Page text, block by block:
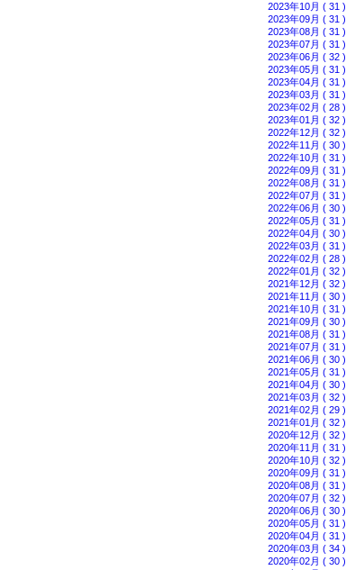
2023年10月 ( 31 )
2023年09月 ( 31 )
2023年08月 ( 31 )
2023年07月 ( 31 )
2023年06月 ( 32 )
2023年05月 ( 31 )
2023年04月 ( 31 )
2023年03月 ( 31 )
2023年02月 ( 28 )
2023年01月 ( 32 )
2022年12月 ( 32 )
2022年11月 ( 30 )
2022年10月 ( 31 )
2022年09月 ( 31 )
2022年08月 ( 31 )
2022年07月 ( 31 )
2022年06月 ( 30 )
2022年05月 ( 31 )
2022年04月 ( 30 )
2022年03月 ( 31 )
2022年02月 ( 28 )
2022年01月 ( 32 )
2021年12月 ( 32 )
2021年11月 ( 30 )
2021年10月 ( 31 )
2021年09月 ( 30 )
2021年08月 ( 31 )
2021年07月 ( 31 )
2021年06月 ( 30 )
2021年05月 ( 31 )
2021年04月 ( 30 )
2021年03月 ( 32 )
2021年02月 ( 29 )
2021年01月 ( 32 )
2020年12月 ( 32 )
2020年11月 ( 31 )
2020年10月 ( 32 )
2020年09月 ( 31 )
2020年08月 ( 31 )
2020年07月 ( 32 )
2020年06月 ( 30 )
2020年05月 ( 31 )
2020年04月 ( 31 )
2020年03月 ( 34 )
2020年02月 ( 30 )